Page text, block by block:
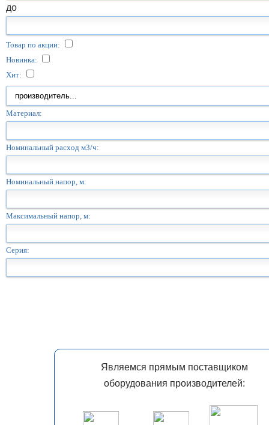
до
Товар по акции:
Новинка:
Хит:
Материал:
Номинальный расход м3/ч:
Номинальный напор, м:
Максимальный напор, м:
Серия:
Являемся прямым поставщиком
оборудования производителей: